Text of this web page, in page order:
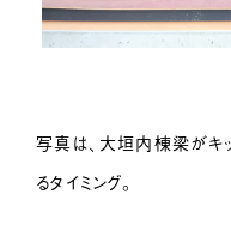
写真は、大垣内棟梁がキ
るタイミング。